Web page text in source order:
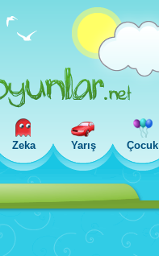
Zeka Yarış Çocuk